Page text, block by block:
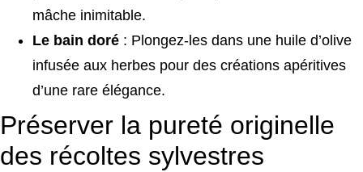
mâche inimitable.
Le bain doré : Plongez-les dans une huile d’olive
infusée aux herbes pour des créations apéritives
d’une rare élégance.
Préserver la pureté originelle
des récoltes sylvestres